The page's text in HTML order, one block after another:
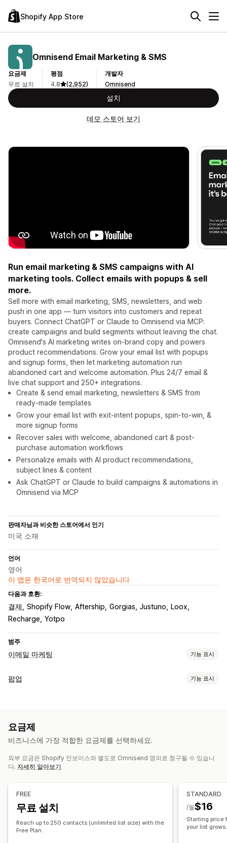
Shopify App Store
Omnisend Email Marketing & SMS
요금제
무료 설치
평점
4.8
(2,952)
개발자
Omnisend
설치
데모 스토어 보기
Run email marketing & SMS campaigns with AI
marketing tools. Collect emails with popups & sell
more.
Sell more with email marketing, SMS, newsletters, and web
push in one app — turn visitors into customers and repeat
buyers. Connect ChatGPT or Claude to Omnisend via MCP:
create campaigns and build segments without leaving the chat.
Omnisend's AI marketing writes on-brand copy and powers
product recommendations. Grow your email list with popups
and signup forms, then let marketing automation run
abandoned cart and welcome automation. Plus 24/7 email &
live chat support and 250+ integrations.
Create & send email marketing, newsletters & SMS from
ready-made templates
Grow your email list with exit-intent popups, spin-to-win, &
more signup forms
Recover sales with welcome, abandoned cart & post-
purchase automation workflows
Personalize emails with AI product recommendations,
subject lines & content
Ask ChatGPT or Claude to build campaigns & automations in
Omnisend via MCP
판매자님과 비슷한 스토어에서 인기
미국 소재
언어
영어
이 앱은 한국어로 번역되지 않았습니다
다음과 호환:
결제 Shopify Flow Aftership Gorgias Justuno
Loox
Recharge Yotpo
범주
이메일 마케팅 기능 표시
캠페인 유형
환영 이메일
고객 되찾기 이메일
추천 제품 드립 캠페인 구독
사용자 지정 캠페인
커스텀 폰트
가져오기 및 내보내기
동의 수집
이메일 캡처 목록
자동화
타게팅
위치 정보
분석 정보 및 팁
팝업 기능 표시
사용자 지정 팝업
편집기 도구 템플릿 사용자 지정 코드 커스텀 폰트
요금제
비즈니스에 가장 적합한 요금제를 선택하세요.
외부 요금은 Shopify 인보이스와 별도로 Omnisend 명의로 청구될 수 있습니
다. 자세히 알아보기
FREE
무료 설치
Reach up to 250 contacts (unlimited list size) with the
Free Plan.
STANDARD
$16
/월
Starting price
your list